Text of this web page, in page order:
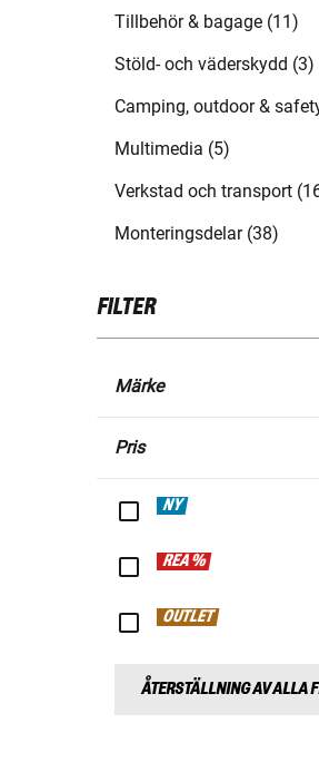
Tillbehör & bagage (11)
Stöld- och väderskydd (3)
Camping, outdoor &
Multimedia (5)
Verkstad och transport
Monteringsdelar (38)
FILTER
Märke
Pris
NY
REA %
OUTLET
ÅTERSTÄLLNING AV ALLA